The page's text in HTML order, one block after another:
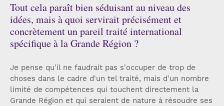
Tout cela paraît bien séduisant au niveau des
idées, mais à quoi servirait précisément et
concrètement un pareil traité international
spécifique à la Grande Région ?
Je pense qu'il ne faudrait pas s'occuper de trop de
choses dans le cadre d'un tel traité, mais d'un nombre
limité de compétences qui touchent directement la
Grande Région et qui seraient de nature à résoudre ses